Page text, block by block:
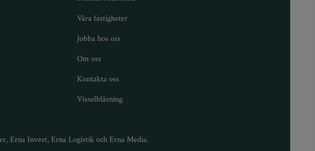
Våra fastigheter
Jobba hos oss
Om oss
Kontakta oss
Visselblåsning
Erna Invest, Erna Logistik och Erna Media.